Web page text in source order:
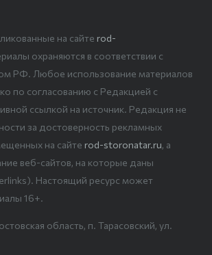
на сайте rod-
охраняются в соответствии с
РФ. Любое использование материалов
по согласованию с Редакцией с
ссылкой на источник. Редакция не
за достоверность рекламных
на сайте rod-storonatar.ru, а
веб-сайтов, на которые даны
Настоящий ресурс может
16+.
область, п. Тарасовский, ул.